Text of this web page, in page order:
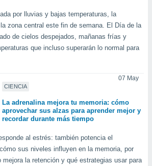
por lluvias y bajas temperaturas, la
zona central este fin de semana. El Día de la
de cielos despejados, mañanas frías y
que incluso superarán lo normal para
CIENCIA
07 May
La adrenalina mejora tu memoria: cómo
aprovechar sus alzas para aprender mejor y
recordar durante más tiempo
al estrés: también potencia el
sus niveles influyen en la memoria, por
mejora la retención y qué estrategias usar para